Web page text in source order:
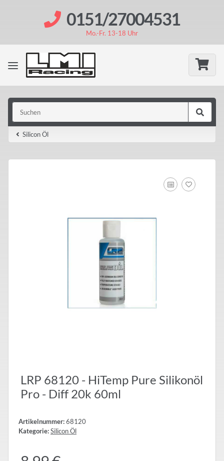
0151/27004531
Mo.-Fr. 13-18 Uhr
Silicon Öl
LRP 68120 - HiTemp Pure Silikonöl
Pro - Diff 20k 60ml
Artikelnummer:68120
Kategorie:Silicon Öl